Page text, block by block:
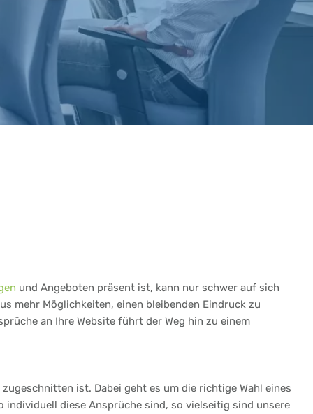
und Angeboten präsent ist, kann nur schwer auf sich
mehr Möglichkeiten, einen bleibenden Eindruck zu
an Ihre Website führt der Weg hin zu einem
ist. Dabei geht es um die richtige Wahl eines
diese Ansprüche sind, so vielseitig sind unsere